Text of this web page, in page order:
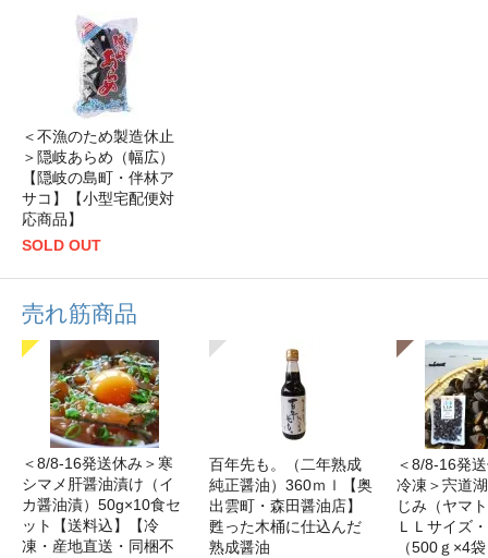
＜不漁のため製造休止
＞隠岐あらめ（幅広）
【隠岐の島町・伴林ア
サコ】【小型宅配便対
応商品】
SOLD OUT
売れ筋商品
＜8/8-16発送休み＞寒
シマメ肝醤油漬け（イ
カ醤油漬）50g×10食セ
ット【送料込】【冷
凍・産地直送・同梱不
百年先も。（二年熟成
純正醤油）360ｍｌ【奥
出雲町・森田醤油店】
甦った木桶に仕込んだ
熟成醤油
＜8/8-16発
冷凍＞宍道
じみ（ヤマ
ＬＬサイズ
（500ｇ×4